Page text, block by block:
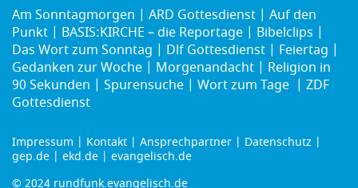
Am Sonntagmorgen ARD Gottesdienst
Auf den
Punkt
BASIS:KIRCHE – die Reportage
Bibelclips
Das Wort zum Sonntag
Dlf Gottesdienst
Feiertag
Gedanken zur Woche
Morgenandacht
Religion in
90 Sekunden
Spurensuche Wort zum Tage
ZDF
Gottesdienst
Footer
menu
Impressum Kontakt Ansprechpartner
Datenschutz
gep.de
ekd.de
evangelisch.de
© 2024 rundfunk.evangelisch.de